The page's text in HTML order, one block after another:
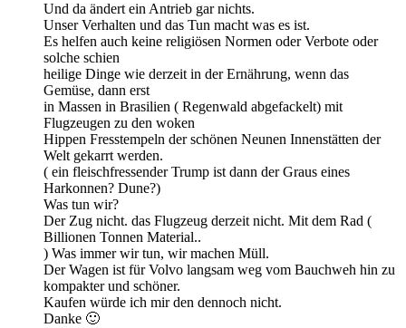
Und da ändert ein Antrieb gar nichts.
Unser Verhalten und das Tun macht was es ist.
Es helfen auch keine religiösen Normen oder Verbote oder
solche schien
heilige Dinge wie derzeit in der Ernährung, wenn das
Gemüse, dann erst
in Massen in Brasilien ( Regenwald abgefackelt) mit
Flugzeugen zu den woken
Hippen Fresstempeln der schönen Neunen Innenstätten der
Welt gekarrt werden.
( ein fleischfressender Trump ist dann der Graus eines
Harkonnen? Dune?)
Was tun wir?
Der Zug nicht. das Flugzeug derzeit nicht. Mit dem Rad (
Billionen Tonnen Material..
) Was immer wir tun, wir machen Müll.
Der Wagen ist für Volvo langsam weg vom Bauchweh hin zu
kompakter und schöner.
Kaufen würde ich mir den dennoch nicht.
Danke 🙂